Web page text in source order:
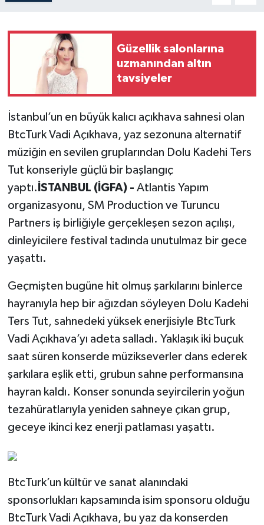
Güzellik salonlarına
uzmanından altın
tavsiyeler
İstanbul’un en büyük kalıcı açıkhava sahnesi olan
BtcTurk Vadi Açıkhava, yaz sezonuna alternatif
müziğin en sevilen gruplarından Dolu Kadehi Ters
Tut konseriyle güçlü bir başlangıç
yaptı. İSTANBUL (İGFA) - Atlantis Yapım
organizasyonu, SM Production ve Turuncu
Partners iş birliğiyle gerçekleşen sezon açılışı,
dinleyicilere festival tadında unutulmaz bir gece
yaşattı.
Geçmişten bugüne hit olmuş şarkılarını binlerce
hayranıyla hep bir ağızdan söyleyen Dolu Kadehi
Ters Tut, sahnedeki yüksek enerjisiyle BtcTurk
Vadi Açıkhava’yı adeta salladı. Yaklaşık iki buçuk
saat süren konserde müzikseverler dans ederek
şarkılara eşlik etti, grubun sahne performansına
hayran kaldı. Konser sonunda seyircilerin yoğun
tezahüratlarıyla yeniden sahneye çıkan grup,
geceye ikinci kez enerji patlaması yaşattı.
BtcTurk’un kültür ve sanat alanındaki
sponsorlukları kapsamında isim sponsoru olduğu
BtcTurk Vadi Açıkhava, bu yaz da konserden